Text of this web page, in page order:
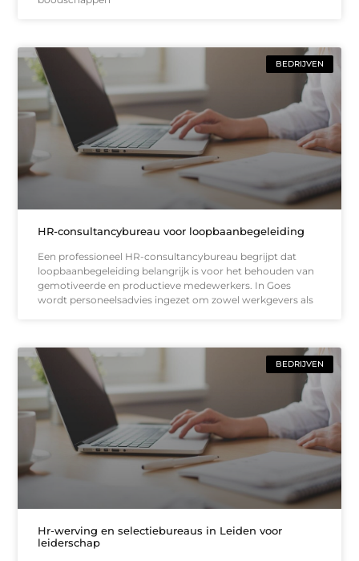
BEDRIJVEN
HR-consultancybureau voor loopbaanbegeleiding
Een professioneel HR-consultancybureau begrijpt dat
loopbaanbegeleiding belangrijk is voor het behouden van
gemotiveerde en productieve medewerkers. In Goes
wordt personeelsadvies ingezet om zowel werkgevers als
BEDRIJVEN
Hr-werving en selectiebureaus in Leiden voor
leiderschap